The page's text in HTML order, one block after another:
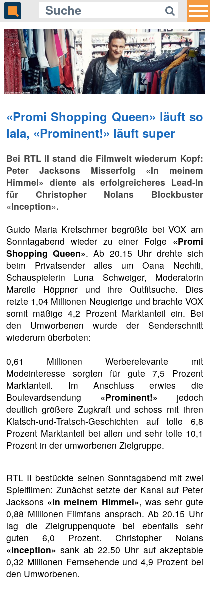
«Promi Shopping Queen» läuft so
lala, «Prominent!» läuft super
Bei RTL II stand die Filmwelt wiederum Kopf:
Peter Jacksons Misserfolg «In meinem
Himmel» diente als erfolgreicheres Lead-In
für Christopher Nolans Blockbuster
«Inception».
Guido Maria Kretschmer begrüßte bei VOX am
Sonntagabend wieder zu einer Folge «Promi
Shopping Queen». Ab 20.15 Uhr drehte sich
beim Privatsender alles um Oana Nechiti,
Schauspielerin Luna Schweiger, Moderatorin
Mareile Höppner und ihre Outfitsuche. Dies
reizte 1,04 Millionen Neugierige und brachte VOX
somit mäßige 4,2 Prozent Marktanteil ein. Bei
den Umworbenen wurde der Senderschnitt
wiederum überboten:
0,61 Millionen Werberelevante mit
Modeinteresse sorgten für gute 7,5 Prozent
Marktanteil. Im Anschluss erwies die
Boulevardsendung «Prominent!» jedoch
deutlich größere Zugkraft und schoss mit ihren
Klatsch-und-Tratsch-Geschichten auf tolle 6,8
Prozent Marktanteil bei allen und sehr tolle 10,1
Prozent in der umworbenen Zielgruppe.
RTL II bestückte seinen Sonntagabend mit zwei
Spielfilmen: Zunächst setzte der Kanal auf Peter
Jacksons «In meinem Himmel», was sehr gute
0,88 Millionen Filmfans ansprach. Ab 20.15 Uhr
lag die Zielgruppenquote bei ebenfalls sehr
guten 6,0 Prozent. Christopher Nolans
«Inception» sank ab 22.50 Uhr auf akzeptable
0,32 Millionen Fernsehende und 4,9 Prozent bei
den Umworbenen.